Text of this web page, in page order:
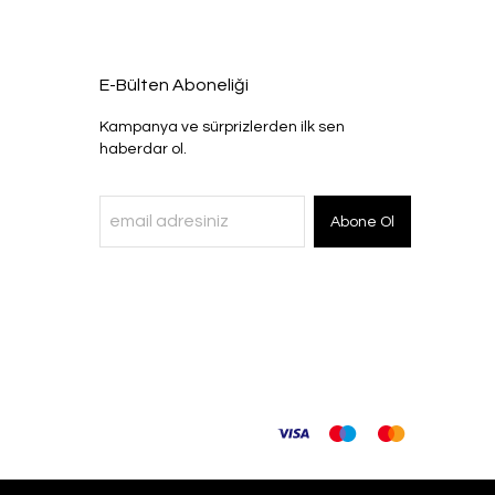
E-Bülten Aboneliği
Kampanya ve sürprizlerden ilk sen
haberdar ol.
Abone Ol